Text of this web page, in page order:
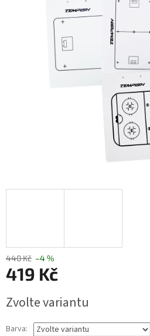
440 Kč –4 %
419 Kč
cena:
Zvolte variantu
Barva: